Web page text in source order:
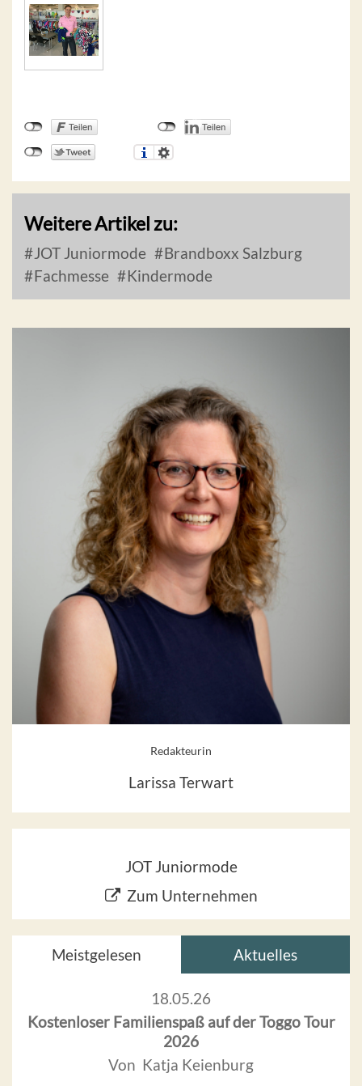
Weitere Artikel zu:
JOT Juniormode
Brandboxx Salzburg
Fachmesse
Kindermode
Redakteurin
Larissa Terwart
JOT Juniormode
Zum Unternehmen
Meistgelesen Aktuelles
18.05.26
Kostenloser Familienspaß auf der Toggo Tour
2026
Von Katja Keienburg